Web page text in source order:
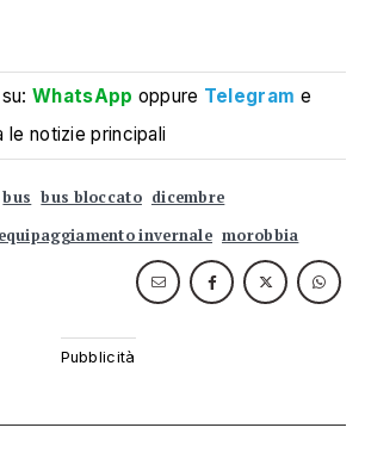
su:WhatsApp oppure Telegram e
le notizie principali
bus bus bloccato dicembre
equipaggiamento invernale morobbia